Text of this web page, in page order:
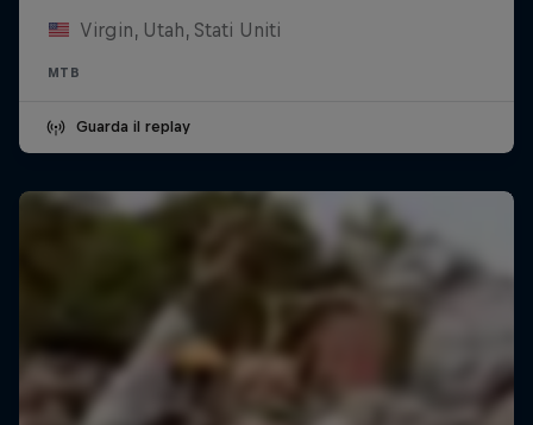
Virgin, Utah, Stati Uniti
MTB
Guarda il replay